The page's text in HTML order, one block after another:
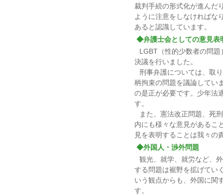
裁判手続の形式化が進んだ
ように注意をしなければな
あると認識しています。
◆弁護士会としての意見表
LGBT（性的少数者の問
決議を行いました。
刑事弁護については、取
柄拘束の問題を議論してい
の是正が必要です。少年法
す。
また、憲法改正問題、死
内にも様々な意見があるこ
見を表明することは我々の
◆外国人・渉外問題
観光、就学、就労など、
する問題は裾野を拡げてい
いう観点からも、外国に関
す。